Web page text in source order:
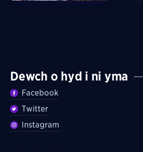
Dewch o hyd i ni yma
Facebook
Twitter
Instagram